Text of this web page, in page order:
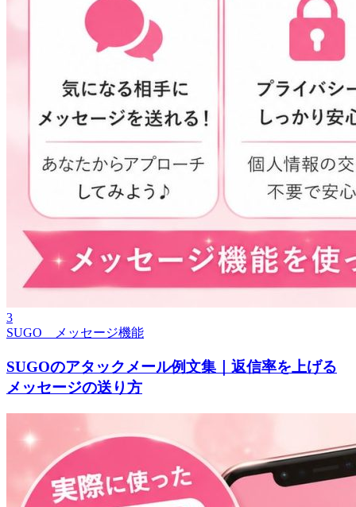
3
SUGO メッセージ機能
SUGOのアタックメール例文集｜返信率を上げる
メッセージの送り方